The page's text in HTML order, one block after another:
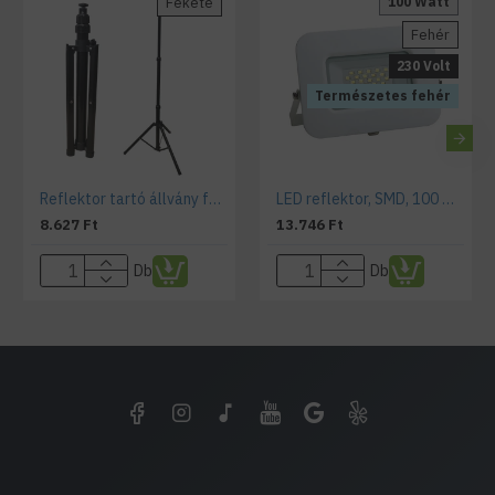
Reflektor tartó állvány fekete teleszkópos
8.627 Ft
Db
Természetes fehér
Fehér
230 Volt
LED reflektor, SMD, 100 Watt , EPISTAR chip, Premium Line természetes fehér
13.746 Ft
Db